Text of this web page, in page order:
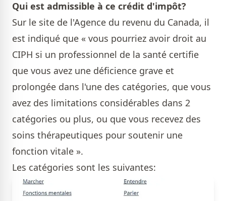
Qui est admissible à ce crédit d'impôt?
Sur le site de l'Agence du revenu du Canada, il
est indiqué que « vous pourriez avoir droit au
CIPH si un professionnel de la santé certifie
que vous avez une déficience grave et
prolongée dans l'une des catégories, que vous
avez des limitations considérables dans 2
catégories ou plus, ou que vous recevez des
soins thérapeutiques pour soutenir une
fonction vitale ».
Les catégories sont les suivantes: